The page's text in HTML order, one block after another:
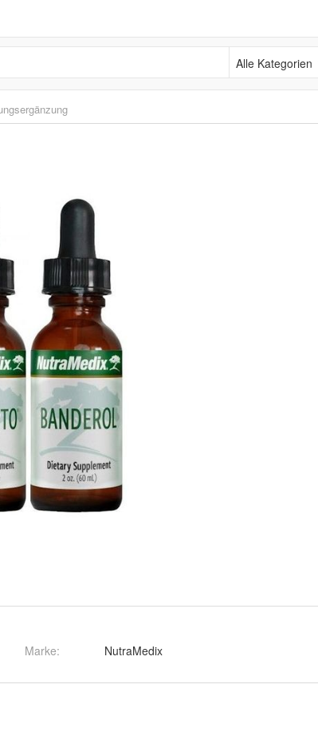
Alle Kategorien
Marke: NutraMedix